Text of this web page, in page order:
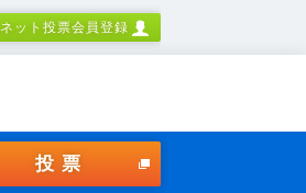
ネット投票会員登録
投票